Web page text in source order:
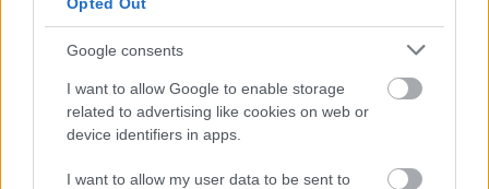
Google consents
I want to allow Google to enable storage
related to advertising like cookies on web or
device identifiers in apps.
I want to allow my user data to be sent to
szövetség életében is. A spanyolok a 2024-es
Európa-bajnokságon aratott győzelmüket követő
két évben hatvan százalékkal növelték támogatóik
és kereskedelmi partnereik száma, így immár 41
márkát tudnak maguk mellett. (MTI)
Olvastad már?